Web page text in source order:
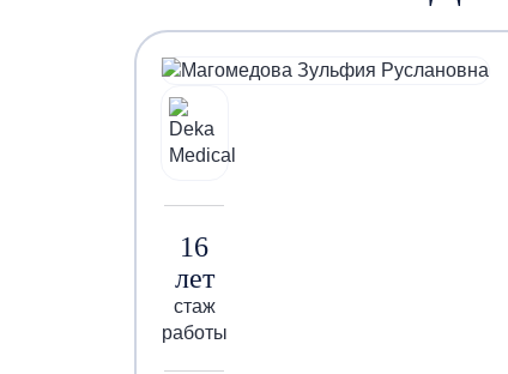
16
лет
стаж
работы